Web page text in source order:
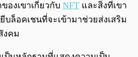
องเขาเกี่ยวกับ NFT และสิ่งที่เขา
บล็อคเชนที่จะเข้ามาช่วยส่งเสริม
งคม